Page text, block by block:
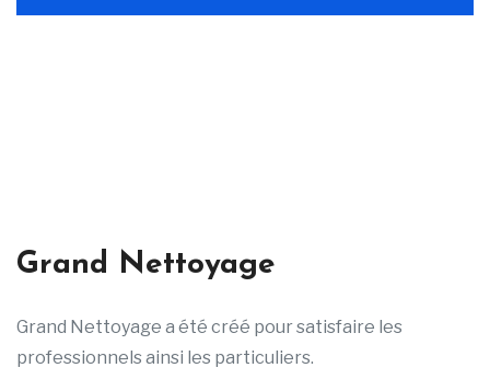
Grand Nettoyage
Grand Nettoyage a été créé pour satisfaire les
professionnels ainsi les particuliers.